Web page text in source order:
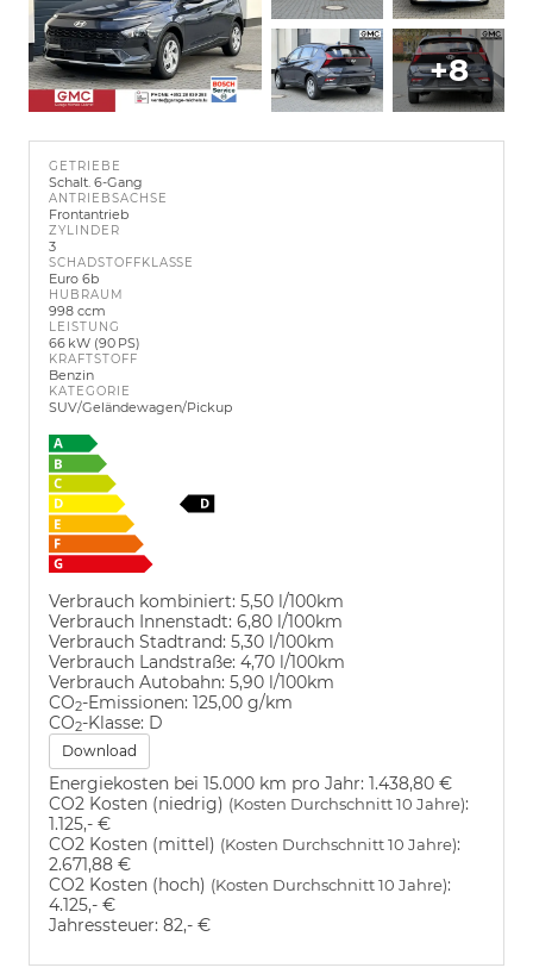
+8
GETRIEBE
Schalt. 6-Gang
ANTRIEBSACHSE
Frontantrieb
ZYLINDER
3
SCHADSTOFFKLASSE
Euro 6b
HUBRAUM
998 ccm
LEISTUNG
66 kW (90 PS)
KRAFTSTOFF
Benzin
KATEGORIE
SUV/Geländewagen/Pickup
Verbrauch kombiniert: 5,50 l/100km
Verbrauch Innenstadt: 6,80 l/100km
Verbrauch Stadtrand: 5,30 l/100km
Verbrauch Landstraße: 4,70 l/100km
Verbrauch Autobahn: 5,90 l/100km
CO2-Emissionen: 125,00 g/km
CO2-Klasse: D
Download
Energiekosten bei 15.000 km pro Jahr: 1.438,80 €
CO2 Kosten (niedrig) (Kosten Durchschnitt 10 Jahre):
1.125,- €
CO2 Kosten (mittel) (Kosten Durchschnitt 10 Jahre):
2.671,88 €
CO2 Kosten (hoch) (Kosten Durchschnitt 10 Jahre):
4.125,- €
Jahressteuer: 82,- €